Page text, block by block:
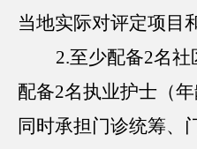
当地实际对评定项目
2.至少配备2名
配备2名执业护士（年
同时承担门诊统筹、